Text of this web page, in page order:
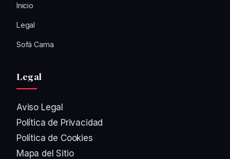
Inicio
Legal
Sofá Cama
Legal
Aviso Legal
Política de Privacidad
Política de Cookies
Mapa del Sitio